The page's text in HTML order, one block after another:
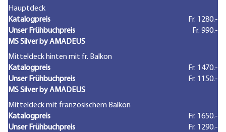
Hauptdeck
Katalogpreis
Fr. 1280.-
Unser Frühbuchpreis
Fr. 990.-
MS Silver by AMADEUS
Mitteldeck hinten mit fr. Balkon
Katalogpreis
Fr. 1470.-
Unser Frühbuchpreis
Fr. 1150.-
MS Silver by AMADEUS
Mitteldeck mit französischem Balkon
Katalogpreis
Fr. 1650.-
Unser Frühbuchpreis
Fr. 1290.-